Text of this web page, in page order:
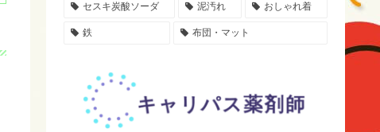
セスキ炭酸ソーダ 泥汚れ おしゃれ着
鉄 布団・マット